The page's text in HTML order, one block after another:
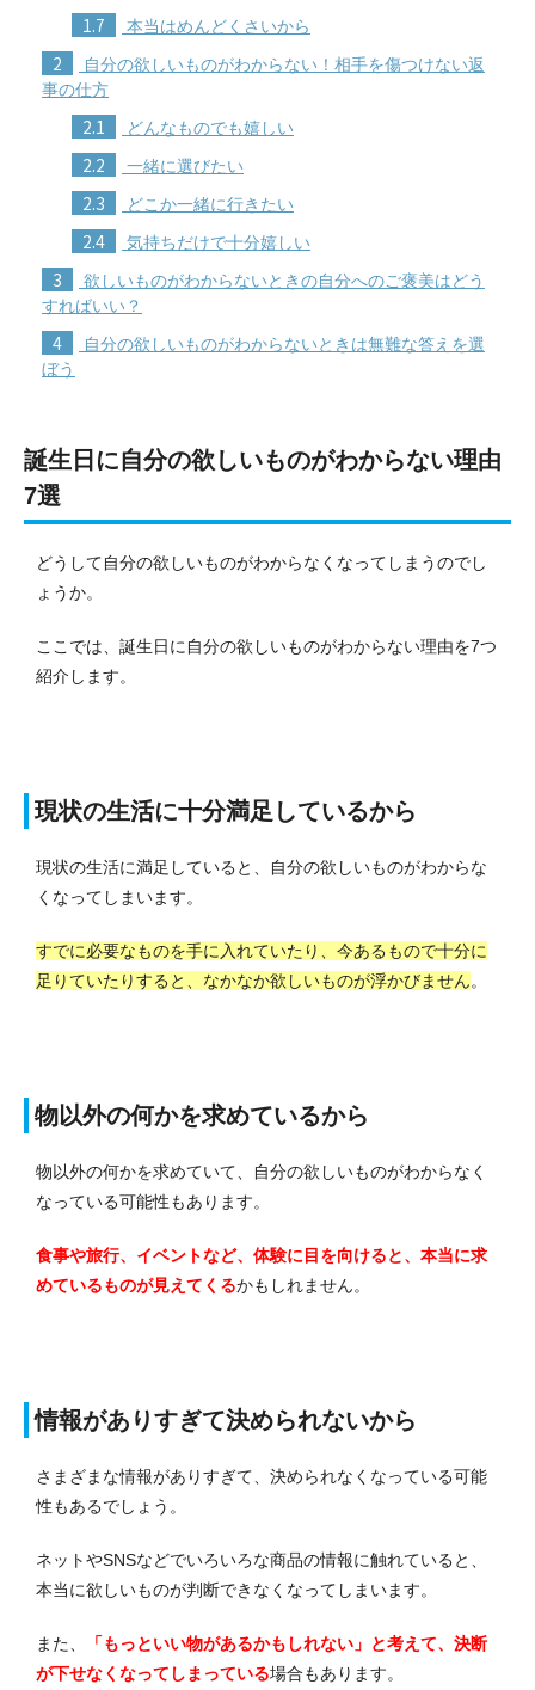
1.7 本当はめんどくさいから
2
自分の欲しいものがわからない！相手を傷つけない返
事の仕方
2.1 どんなものでも嬉しい
2.2 一緒に選びたい
2.3 どこか一緒に行きたい
2.4 気持ちだけで十分嬉しい
3
欲しいものがわからないときの自分へのご褒美はどう
すればいい？
4
自分の欲しいものがわからないときは無難な答えを選
ぼう
誕生日に自分の欲しいものがわからない理由
7選
どうして自分の欲しいものがわからなくなってしまうのでし
ょうか。
ここでは、誕生日に自分の欲しいものがわからない理由を7つ
紹介します。
現状の生活に十分満足しているから
現状の生活に満足していると、自分の欲しいものがわからな
くなってしまいます。
すでに必要なものを手に入れていたり、今あるもので十分に
足りていたりすると、なかなか欲しいものが浮かびません。
物以外の何かを求めているから
物以外の何かを求めていて、自分の欲しいものがわからなく
なっている可能性もあります。
食事や旅行、イベントなど、体験に目を向けると、本当に求
めているものが見えてくるかもしれません。
情報がありすぎて決められないから
さまざまな情報がありすぎて、決められなくなっている可能
性もあるでしょう。
ネットやSNSなどでいろいろな商品の情報に触れていると、
本当に欲しいものが判断できなくなってしまいます。
また、
「もっといい物があるかもしれない」と考えて、決断
が下せなくなってしまっている場合もあります。